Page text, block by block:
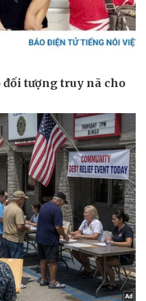
Quân sự - Quốc phòng
Vũ khí
Việt Nam
Phân tích